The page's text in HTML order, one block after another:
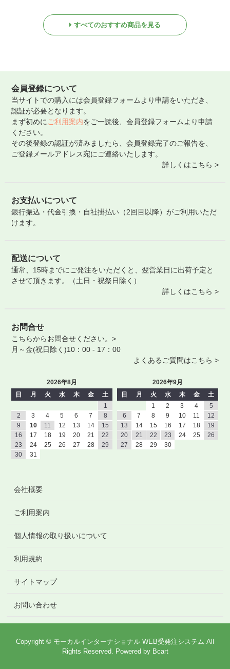
すべてのおすすめ商品を見る
会員登録について
当サイトでの購入には会員登録フォームより申請をいただき、
認証が必要となります。
まず初めにご利用案内をご一読後、会員登録フォームより申請
ください。
その後登録の認証が済みましたら、会員登録完了のご報告を、
ご登録メールアドレス宛にご連絡いたします。
詳しくはこちら >
お支払いについて
銀行振込・代金引換・自社掛払い（2回目以降）がご利用いただ
けます。
配送について
通常、15時までにご発注をいただくと、翌営業日に出荷予定と
させて頂きます。（土日・祝祭日除く）
詳しくはこちら >
お問合せ
こちらからお問合せください。>
月～金(祝日除く)10：00 - 17：00
よくあるご質問はこちら >
2026年8月
日
月 火 水 木 金
土
1
2
3 4 5 6 7
8
9
10 11 12 13 14
15
16
17 18 19 20 21
22
23
24 25 26 27 28
29
30
31
2026年9月
日
月 火 水 木 金
土
1
2 3 4
5
6
7 8 9 10 11
12
13
14 15 16 17 18
19
20
21 22 23 24 25
26
27
28 29 30
会社概要
ご利用案内
個人情報の取り扱いについて
利用規約
サイトマップ
お問い合わせ
Copyright © モーカルインターナショナル WEB受発注システム All
Rights Reserved. Powered by Bcart